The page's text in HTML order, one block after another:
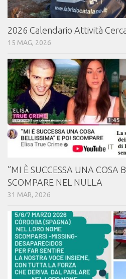
2026 Calendario Attività
15 MAG, 2026
⁠⁠”MI È SUCCESSA UNA COSA
SCOMPARE NEL NULLA
31 MAR, 2026